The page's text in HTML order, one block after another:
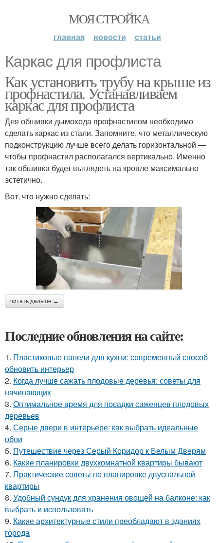
МОЯ СТРОЙКА
главная новости статьи
Каркас для профлиста
Как установить трубу на крыше из
профнастила. Устанавливаем
каркас для профлиста
Для обшивки дымохода профнастилом необходимо
сделать каркас из стали. Запомните, что металлическую
подконструкцию лучше всего делать горизонтальной —
чтобы профнастил располагался вертикально. Именно
так обшивка будет выглядеть на кровле максимально
эстетично.
Вот, что нужно сделать:
читать дальше →
Последние обновления на сайте:
1. Пластиковые панели для кухни: современный способ
обновить интерьер
2. Когда лучше сажать плодовые деревья: советы для
начинающих
3. Оптимальное время для посадки саженцев плодовых
деревьев
4. Серые двери в интерьере: как выбрать идеальные
обои
5. Путешествие через Серый Коридор к Белым Дверям
6. Какие планировки двухкомнатной квартиры бывают
7. Практические советы по планировке двуспальной
квартиры
8. Удобный сундук для хранения овощей на балконе: как
выбрать и использовать
9. Какие архитектурные стили преобладают в зданиях
города